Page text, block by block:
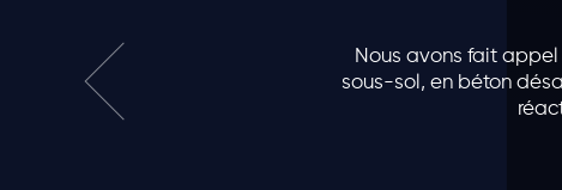
Nous avons fait
sous-sol, en béton